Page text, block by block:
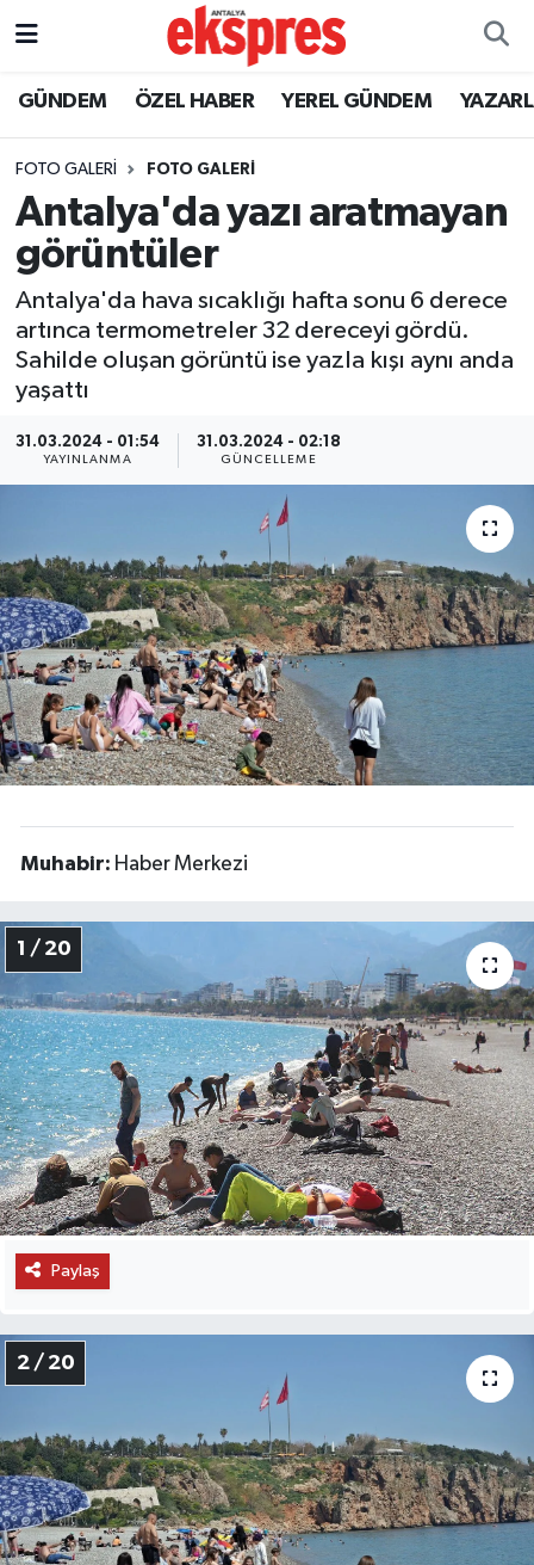
GÜNDEM ÖZEL HABER YEREL GÜNDEM
FOTO GALERI FOTO GALERİ
Antalya'da yazı aratmayan
görüntüler
Antalya'da hava sıcaklığı hafta sonu 6 derece
artınca termometreler 32 dereceyi gördü.
Sahilde oluşan görüntü ise yazla kışı aynı anda
yaşattı
31.03.2024 - 01:54
YAYINLANMA
31.03.2024 - 02:18
GÜNCELLEME
Muhabir: Haber Merkezi
1 / 20
Paylaş
2 / 20
ÖZEL HABER
YEREL GÜNDEM
EKONOMİ
KÜLTÜR - SANAT
SPOR
SİYASET
DÜNYA
EĞİTİM
TURİZM
RÖPORTAJ
RESMİ İLAN
MAGAZİN
Nöbetçi Eczaneler
Trafik Durumu
Süper Lig Puan Durumu ve Fikstür
Tüm Manşetler
Son Dakika Haberleri
Haber Arşivi